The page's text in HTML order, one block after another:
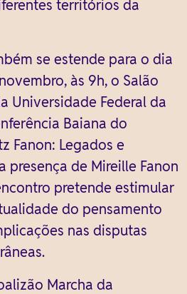
territórios da
se estende para o dia
às 9h, o Salão
Universidade Federal da
Baiana do
Fanon: Legados e
presença de Mireille Fanon
pretende estimular
do pensamento
nas disputas
Marcha da